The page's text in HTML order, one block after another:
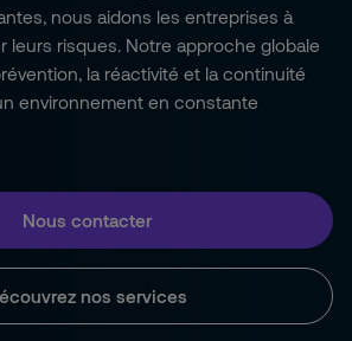
nous aidons les entreprises à
leurs risques. Notre approche globale
la réactivité et la continuité
environnement en constante
Nous contacter
nos services